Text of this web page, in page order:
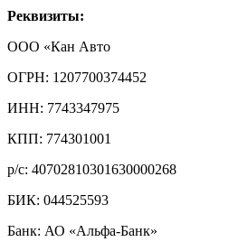
Реквизиты:
ООО «Кан Авто
ОГРН: 1207700374452
ИНН: 7743347975
КПП: 774301001
р/с: 40702810301630000268
БИК: 044525593
Банк: АО «Альфа-Банк»